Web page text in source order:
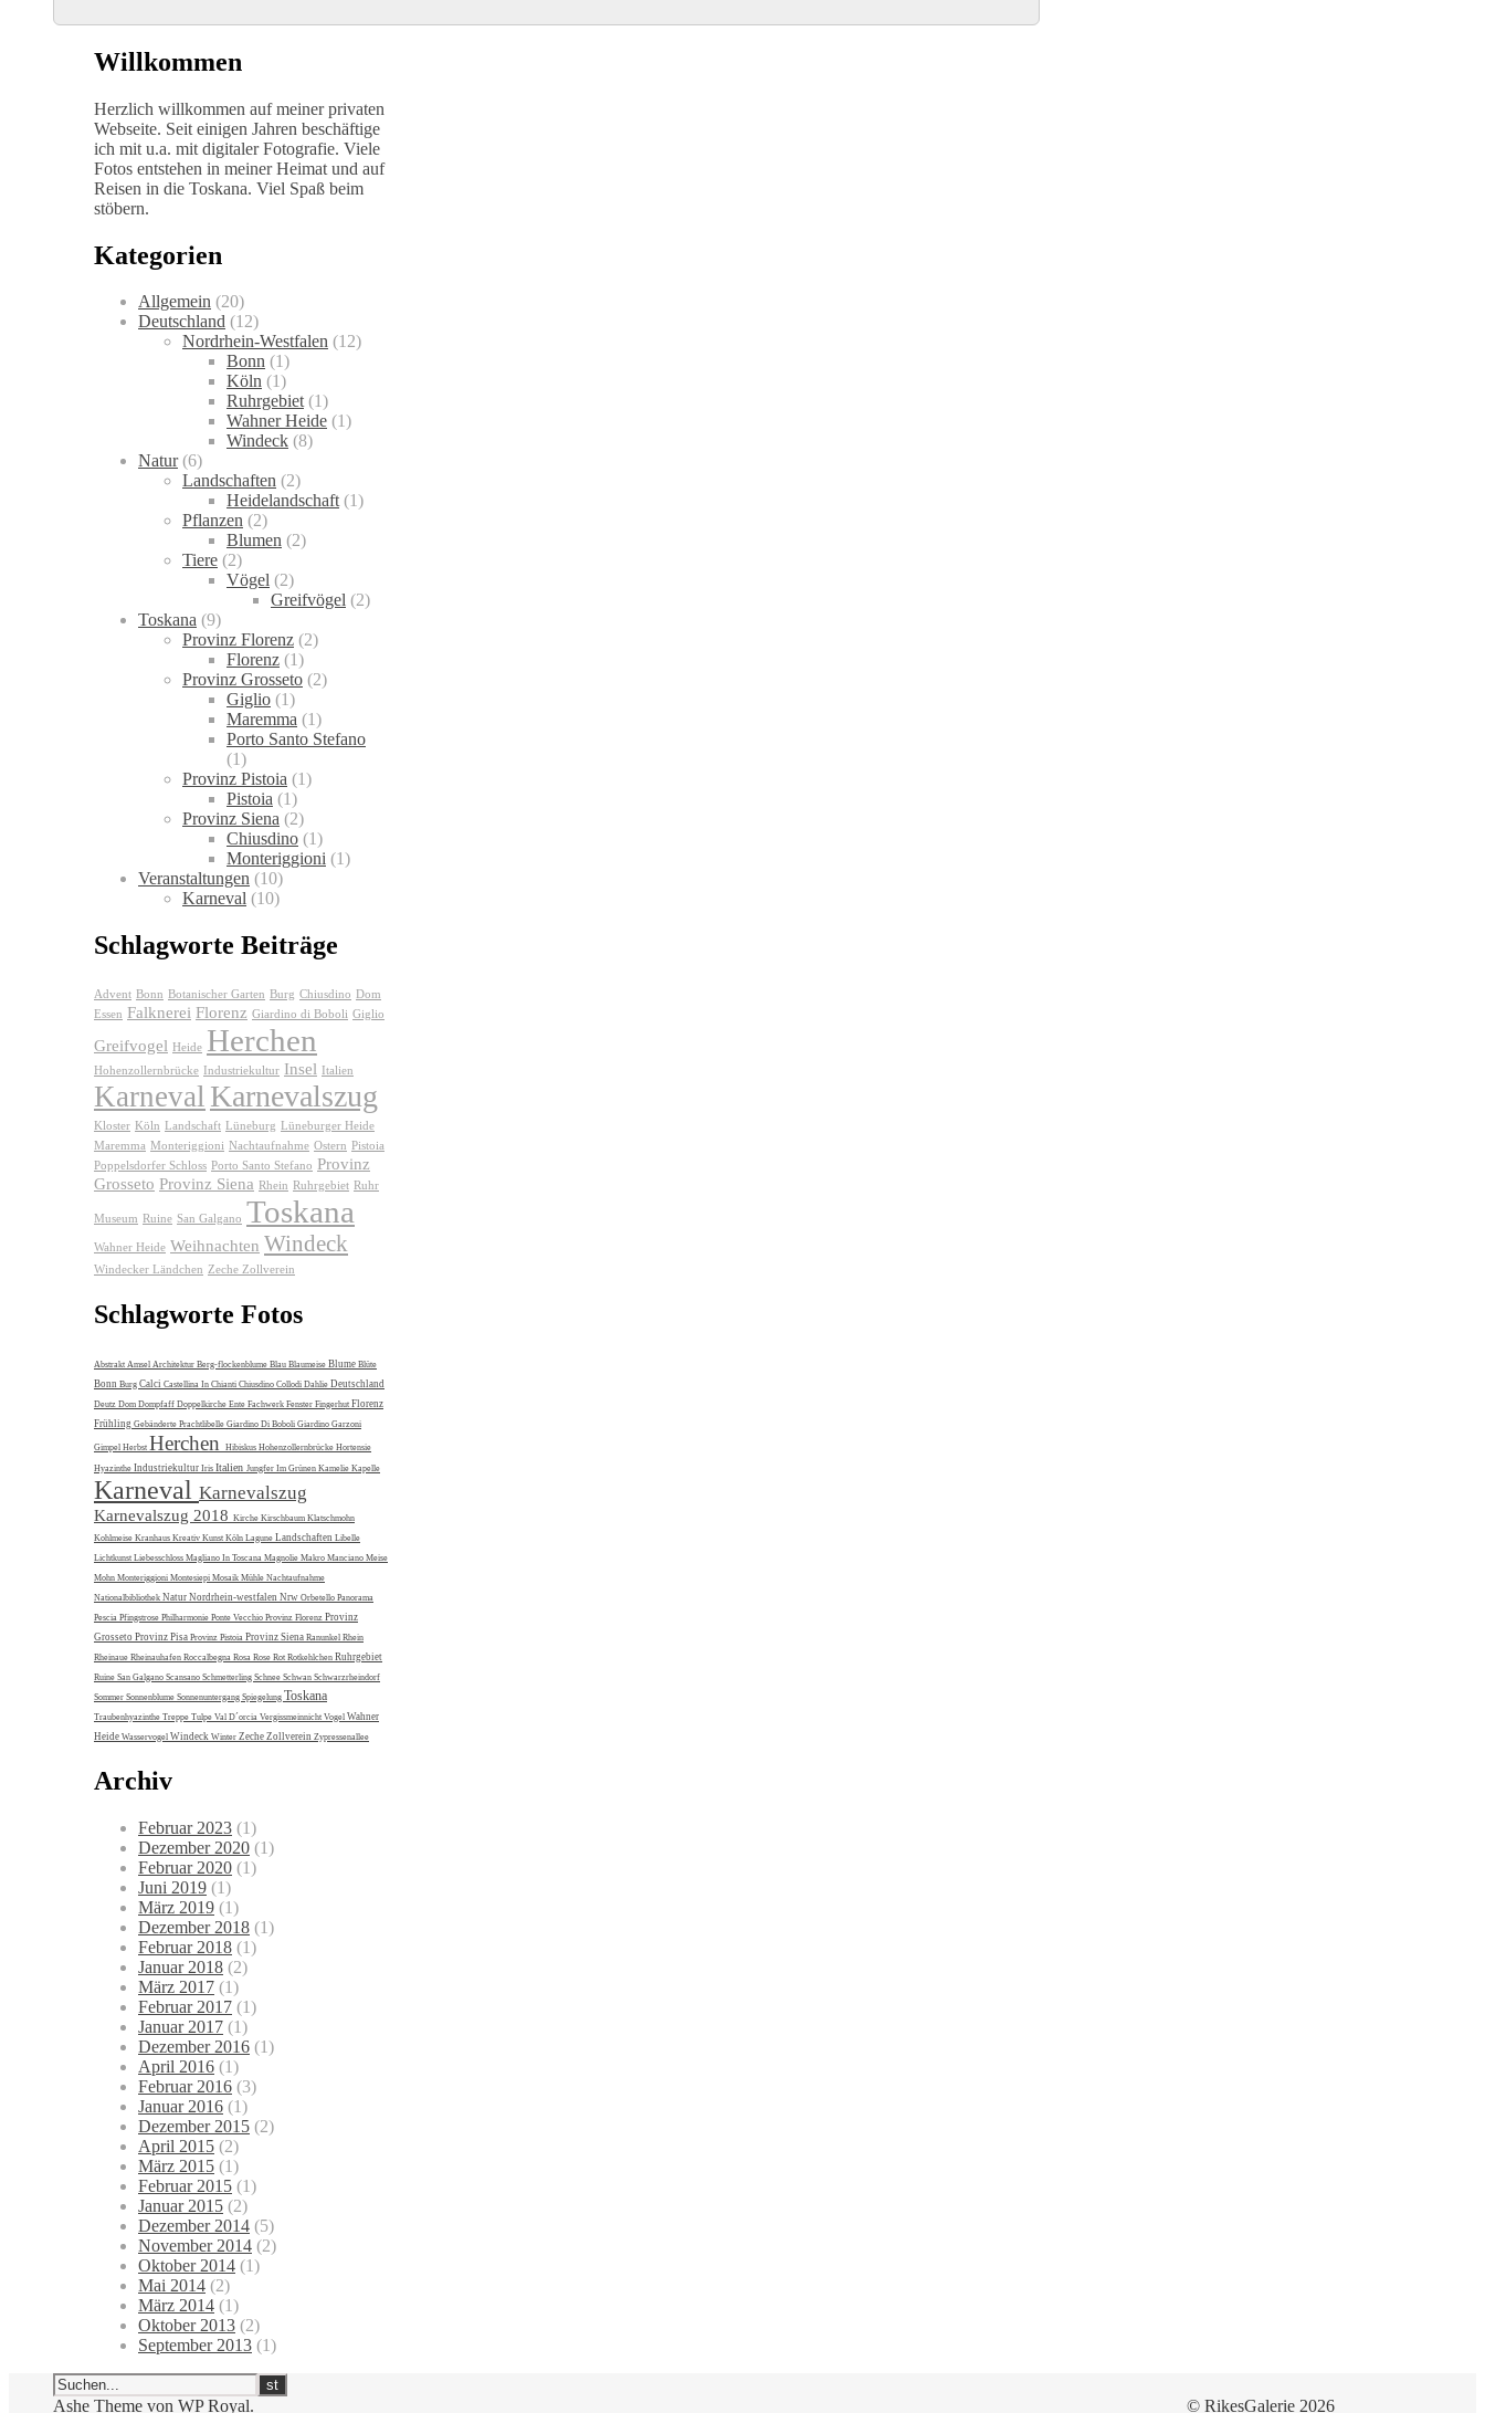
Willkommen
Herzlich willkommen auf meiner privaten
Webseite. Seit einigen Jahren beschäftige
ich mit u.a. mit digitaler Fotografie. Viele
Fotos entstehen in meiner Heimat und auf
Reisen in die Toskana. Viel Spaß beim
stöbern.
Kategorien
Allgemein (20)
Deutschland (12)
Nordrhein-Westfalen (12)
Bonn (1)
Köln (1)
Ruhrgebiet(1)
Wahner Heide (1)
Windeck (8)
Natur(6)
Landschaften (2)
Heidelandschaft(1)
Pflanzen (2)
Blumen (2)
Tiere (2)
Vögel (2)
Greifvögel (2)
Toskana (9)
Provinz Florenz (2)
Florenz (1)
Provinz Grosseto (2)
Giglio (1)
Maremma (1)
Porto Santo Stefano
(1)
Provinz Pistoia (1)
Pistoia (1)
Provinz Siena (2)
Chiusdino (1)
Monteriggioni (1)
Veranstaltungen (10)
Karneval (10)
Schlagworte Beiträge
Advent Bonn Botanischer Garten Burg Chiusdino Dom
Essen Falknerei Florenz Giardino di Boboli Giglio
Greifvogel Heide Herchen
Hohenzollernbrücke Industriekultur Insel Italien
Karneval Karnevalszug
Kloster Köln Landschaft Lüneburg Lüneburger Heide
Maremma Monteriggioni Nachtaufnahme Ostern Pistoia
Poppelsdorfer Schloss Porto Santo Stefano Provinz
Grosseto Provinz Siena Rhein Ruhrgebiet Ruhr
Museum Ruine San Galgano Toskana
Wahner Heide Weihnachten Windeck
Windecker Ländchen Zeche Zollverein
Schlagworte Fotos
Abstrakt Amsel Architektur Berg-flockenblume Blau Blaumeise Blume Blüte
Bonn Burg Calci Castellina In Chianti Chiusdino Collodi Dahlie Deutschland
Deutz Dom Dompfaff Doppelkirche Ente Fachwerk Fenster Fingerhut Florenz
Frühling Gebänderte Prachtlibelle Giardino Di Boboli Giardino Garzoni
Gimpel Herbst Herchen Hibiskus Hohenzollernbrücke Hortensie
Hyazinthe Industriekultur Iris Italien Jungfer Im Grünen Kamelie Kapelle
Karneval Karnevalszug
Karnevalszug 2018 Kirche Kirschbaum Klatschmohn
Kohlmeise Kranhaus Kreativ Kunst Köln Lagune Landschaften Libelle
Lichtkunst Liebesschloss Magliano In Toscana Magnolie Makro Manciano Meise
Mohn Monteriggioni Montesiepi Mosaik Mühle Nachtaufnahme
Nationalbibliothek Natur Nordrhein-westfalen Nrw Orbetello Panorama
Pescia Pfingstrose Philharmonie Ponte Vecchio Provinz Florenz Provinz
Grosseto Provinz Pisa Provinz Pistoia Provinz Siena Ranunkel Rhein
Rheinaue Rheinauhafen Roccalbegna Rosa Rose Rot Rotkehlchen Ruhrgebiet
Ruine San Galgano Scansano Schmetterling Schnee Schwan Schwarzrheindorf
Sommer Sonnenblume Sonnenuntergang Spiegelung Toskana
Traubenhyazinthe Treppe Tulpe Val D´orcia Vergissmeinnicht Vogel Wahner
Heide Wasservogel Windeck Winter Zeche Zollverein Zypressenallee
Archiv
Februar 2023 (1)
Dezember 2020 (1)
Februar 2020 (1)
Juni 2019 (1)
März 2019 (1)
Dezember 2018 (1)
Februar 2018 (1)
Januar 2018 (2)
März 2017 (1)
Februar 2017 (1)
Januar 2017 (1)
Dezember 2016 (1)
April 2016 (1)
Februar 2016 (3)
Januar 2016 (1)
Dezember 2015 (2)
April 2015 (2)
März 2015 (1)
Februar 2015 (1)
Januar 2015 (2)
Dezember 2014 (5)
November 2014 (2)
Oktober 2014 (1)
Mai 2014 (2)
März 2014 (1)
Oktober 2013 (2)
September 2013 (1)
© RikesGalerie 2026
Ashe Theme von WP Royal.